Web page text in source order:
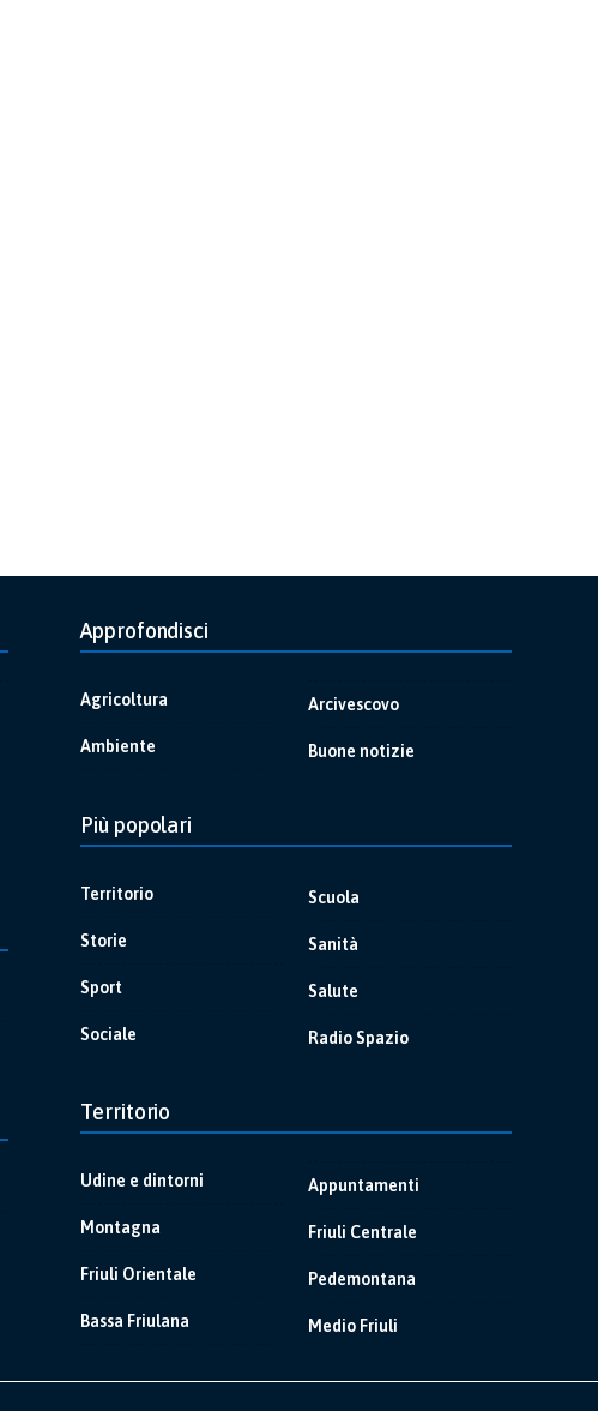
Approfondisci
Agricoltura
Ambiente
Arcivescovo
Buone notizie
Più popolari
Territorio
Storie
Sport
Sociale
Scuola
Sanità
Salute
Radio Spazio
Territorio
Udine e dintorni
Montagna
Friuli Orientale
Bassa Friulana
Appuntamenti
Friuli Centrale
Pedemontana
Medio Friuli